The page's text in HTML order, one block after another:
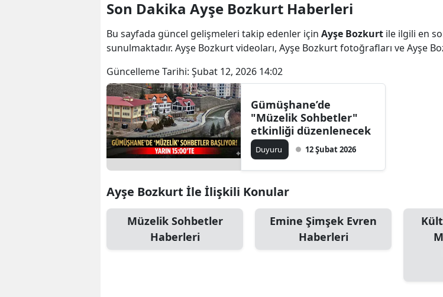
Son Dakika Ayşe Bozkurt Haberleri
Bu sayfada güncel gelişmeleri takip edenler için Ayşe Bozkurt ile ilgili en
sunulmaktadır. Ayşe Bozkurt videoları, Ayşe Bozkurt fotoğrafları ve Ayşe
Güncelleme Tarihi: Şubat 12, 2026 14:02
Gümüşhane’de
"Müzelik Sohbetler"
etkinliği düzenlenecek
Duyuru 12 Şubat 2026
Ayşe Bozkurt İle İlişkili Konular
Müzelik Sohbetler
Haberleri
Emine Şimşek Evren
Haberleri